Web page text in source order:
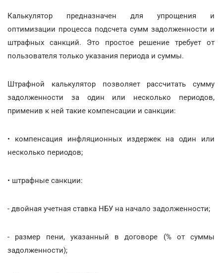
Калькулятор предназначен для упрощения и
оптимизации процесса подсчета сумм задолженности и
штрафных санкций. Это простое решение требует от
пользователя только указания периода и суммы.
Штрафной калькулятор позволяет рассчитать сумму
задолженности за один или несколько периодов,
применив к ней такие компенсации и санкции:
• компенсация инфляционных издержек на один или
несколько периодов;
• штрафные санкции:
- двойная учетная ставка НБУ на начало задолженности;
- размер пени, указанный в договоре (% от суммы
задолженности);